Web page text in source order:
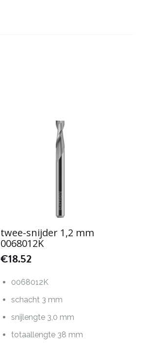
twee-snijder 1,2 mm
0068012K
€18.52
0068012K
schacht 3 mm
snijlengte 3,0 mm
totaallengte 38 mm